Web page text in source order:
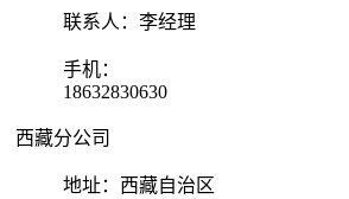
联系人：李经理
手机：
18632830630
西藏分公司
地址：西藏自治区